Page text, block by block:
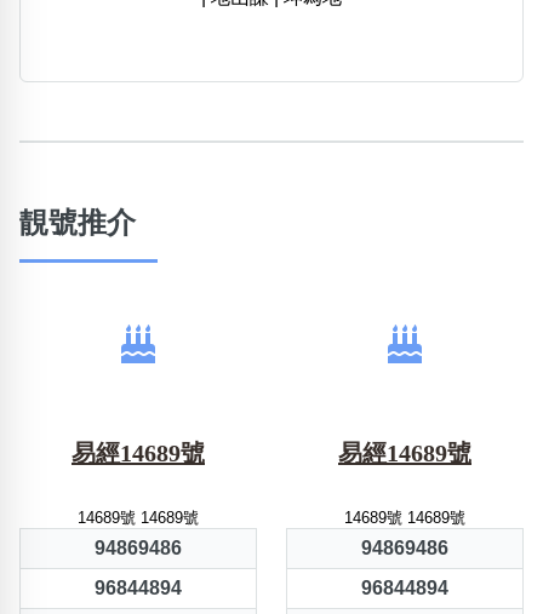
靚號推介
易經14689號
14689號 14689號
94869486
96844894
易經14689號
14689號 14689號
94869486
96844894